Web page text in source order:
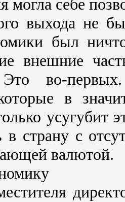
могла себе
выхода не
был
внешние
Это во-
в
усугубит
в страну с
валютой.